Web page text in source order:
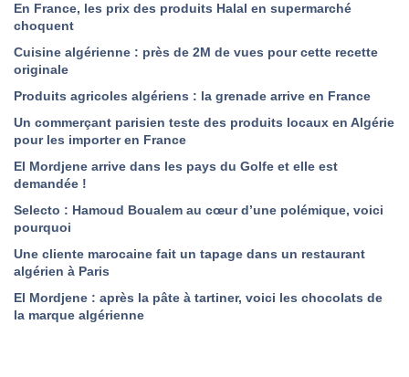
En France, les prix des produits Halal en supermarché
choquent
Cuisine algérienne : près de 2M de vues pour cette recette
originale
Produits agricoles algériens : la grenade arrive en France
Un commerçant parisien teste des produits locaux en Algérie
pour les importer en France
El Mordjene arrive dans les pays du Golfe et elle est
demandée !
Selecto : Hamoud Boualem au cœur d’une polémique, voici
pourquoi
Une cliente marocaine fait un tapage dans un restaurant
algérien à Paris
El Mordjene : après la pâte à tartiner, voici les chocolats de
la marque algérienne